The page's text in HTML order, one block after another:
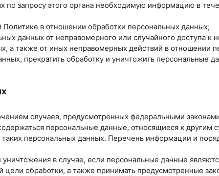
запросу этого органа необходимую информацию в
в отношении обработки персональных данных;
данных от неправомерного или случайного доступа к
а также от иных неправомерных действий в отношении
прекратить обработку и уничтожить персональные
случаев, предусмотренных федеральными
персональные данные, относящиеся к другим
персональных данных. Перечень информации и
в случае, если персональные данные
обработки, а также принимать предусмотренные